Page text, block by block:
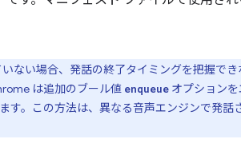
ない場合、発話の終了タイミングを把握で
は追加のブール値 enqueue オプション
す。この方法は、異なる音声エンジンで発話